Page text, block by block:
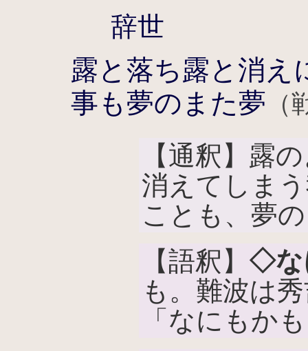
辞世
露と落ち露と消え
事も夢のまた夢
【通釈】露
消えてしま
ことも、夢
【語釈】 ◇な
も。難波は
「なにもか